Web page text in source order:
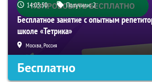
14:03:50 Получили:2
Бесплатное занятие с опытным
школе «Тетрика»
Москва, Россия
Бесплатно